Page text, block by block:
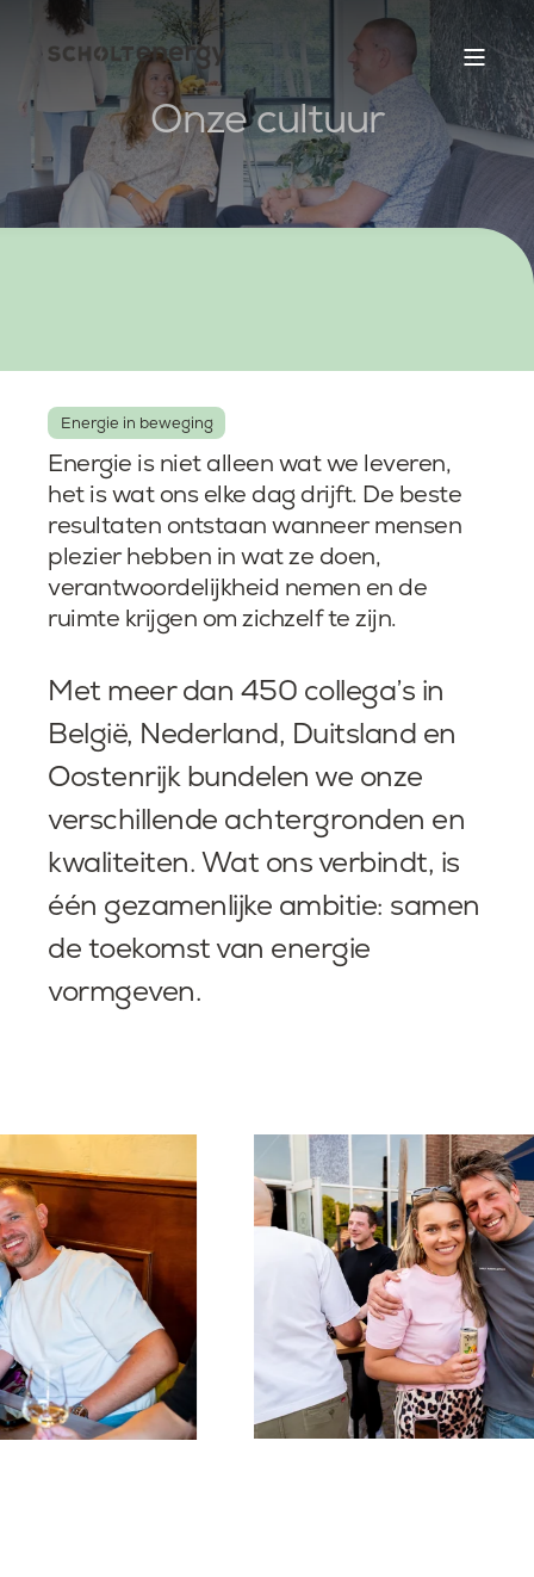
Onze cultuur
Energie in beweging
Energie is niet alleen wat we leveren,
het is wat ons elke dag drijft. De beste
resultaten ontstaan wanneer mensen
plezier hebben in wat ze doen,
verantwoordelijkheid nemen en de
ruimte krijgen om zichzelf te zijn.
Met meer dan 450 collega’s in
België, Nederland, Duitsland en
Oostenrijk bundelen we onze
verschillende achtergronden en
kwaliteiten. Wat ons verbindt, is
één gezamenlijke ambitie: samen
de toekomst van energie
vormgeven.